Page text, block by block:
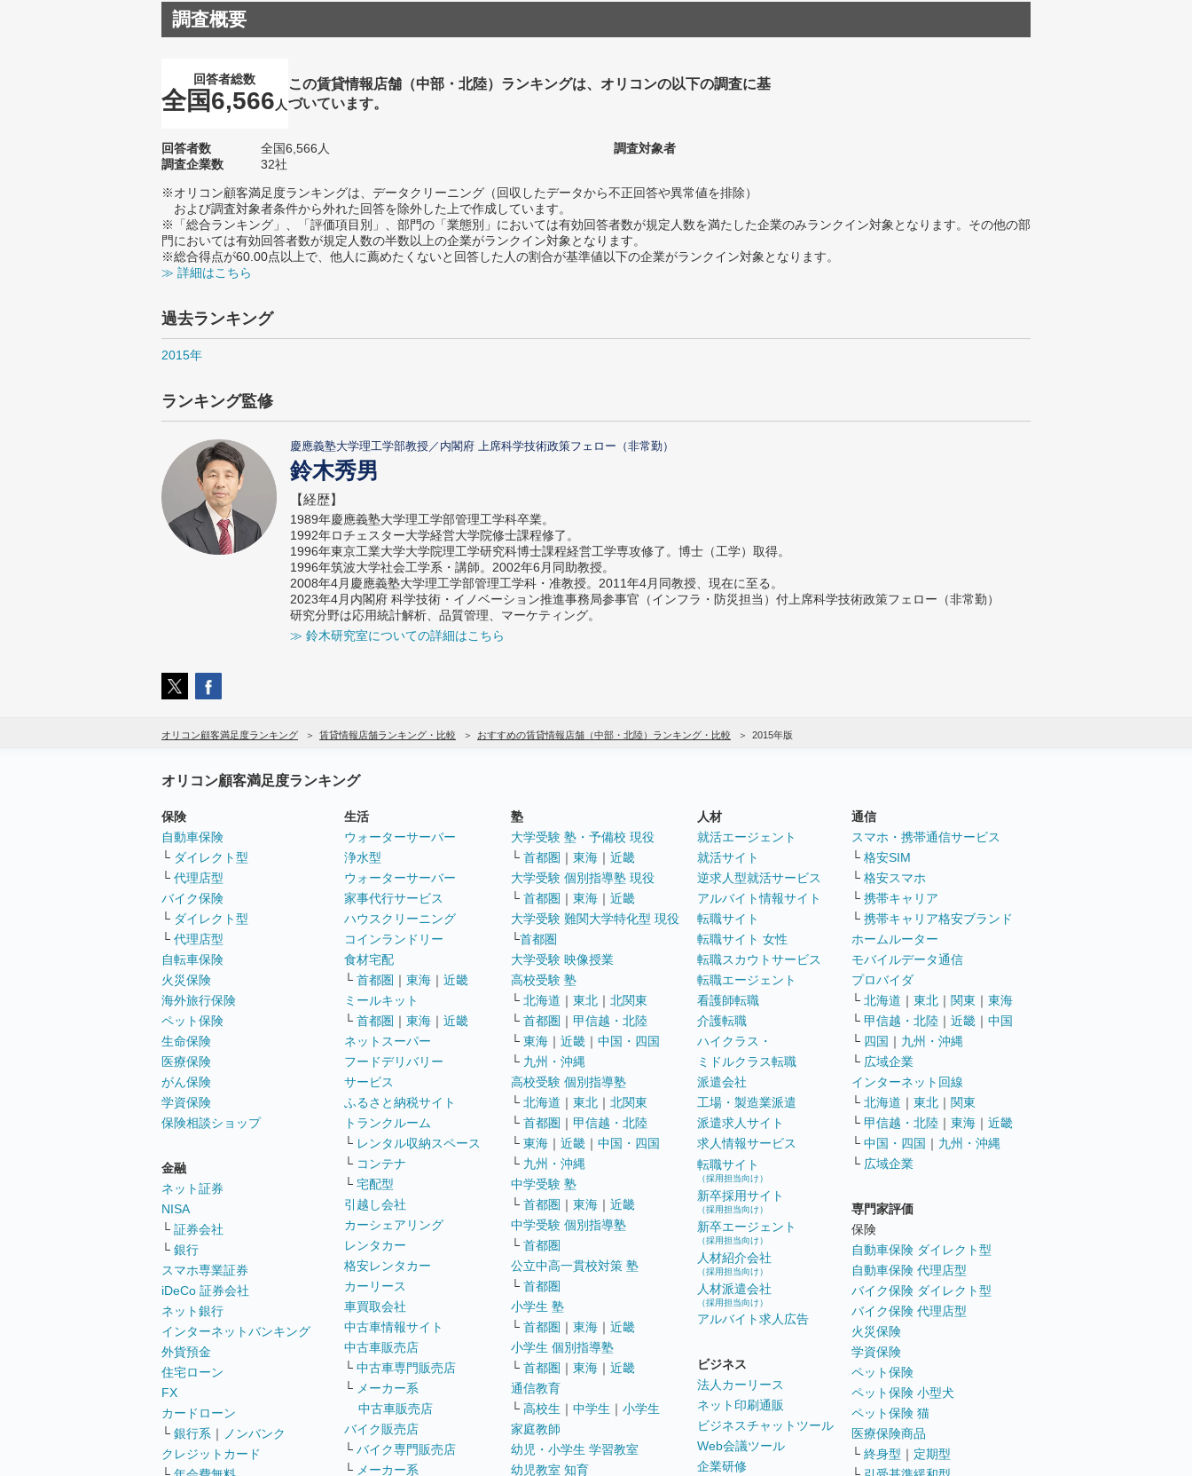
調査概要
回答者総数
全国6,566 人
この賃貸情報店舗（中部・北陸）ランキングは、オリコンの以下の調査に基
づいています。
回答者数
全国6,566人
調査企業数
32社
調査対象者
※オリコン顧客満足度ランキングは、データクリーニング（回収したデータから不正回答や異常値を排除）
および調査対象者条件から外れた回答を除外した上で作成しています。
※「総合ランキング」、「評価項目別」、部門の「業態別」においては有効回答者数が規定人数を満たした企業のみランクイン対象となります。その他の部
門においては有効回答者数が規定人数の半数以上の企業がランクイン対象となります。
※総合得点が60.00点以上で、他人に薦めたくないと回答した人の割合が基準値以下の企業がランクイン対象となります。
≫ 詳細はこちら
過去ランキング
2015年
ランキング監修
慶應義塾大学理工学部教授／内閣府 上席科学技術政策フェロー（非常勤）
鈴木秀男
【経歴】
1989年慶應義塾大学理工学部管理工学科卒業。
1992年ロチェスター大学経営大学院修士課程修了。
1996年東京工業大学大学院理工学研究科博士課程経営工学専攻修了。博士（工学）取得。
1996年筑波大学社会工学系・講師。2002年6月同助教授。
2008年4月慶應義塾大学理工学部管理工学科・准教授。2011年4月同教授、現在に至る。
2023年4月内閣府 科学技術・イノベーション推進事務局参事官（インフラ・防災担当）付上席科学技術政策フェロー（非常勤）
研究分野は応用統計解析、品質管理、マーケティング。
≫ 鈴木研究室についての詳細はこちら
オリコン顧客満足度ランキング 賃貸情報店舗ランキング・比較 おすすめの賃貸情報店舗（中部・北陸）ランキング・比較 2015年版
オリコン顧客満足度ランキング
保険
自動車保険
└ ダイレクト型
└ 代理店型
バイク保険
└ ダイレクト型
└ 代理店型
自転車保険
火災保険
海外旅行保険
ペット保険
生命保険
医療保険
がん保険
学資保険
保険相談ショップ
金融
ネット証券
NISA
└ 証券会社
└ 銀行
スマホ専業証券
iDeCo 証券会社
ネット銀行
インターネットバンキング
外貨預金
住宅ローン
FX
カードローン
└ 銀行系 ｜ ノンバンク
クレジットカード
生活
ウォーターサーバー
浄水型
ウォーターサーバー
家事代行サービス
ハウスクリーニング
コインランドリー
食材宅配
└ 首都圏 ｜ 東海 ｜ 近畿
ミールキット
└ 首都圏 ｜ 東海 ｜ 近畿
ネットスーパー
フードデリバリー
サービス
ふるさと納税サイト
トランクルーム
└ レンタル収納スペース
└ コンテナ
└ 宅配型
引越し会社
カーシェアリング
レンタカー
格安レンタカー
カーリース
車買取会社
中古車情報サイト
中古車販売店
└ 中古車専門販売店
└ メーカー系
中古車販売店
バイク販売店
└ バイク専門販売店
└ メーカー系
塾
大学受験 塾・予備校 現役
└ 首都圏 ｜ 東海 ｜ 近畿
大学受験 個別指導塾 現役
└ 首都圏 ｜ 東海 ｜ 近畿
大学受験 難関大学特化型 現役
└首都圏
大学受験 映像授業
高校受験 塾
└ 北海道 ｜ 東北 ｜ 北関東
└ 首都圏 ｜ 甲信越・北陸
└ 東海 ｜ 近畿 ｜ 中国・四国
└ 九州・沖縄
高校受験 個別指導塾
└ 北海道 ｜ 東北 ｜ 北関東
└ 首都圏 ｜ 甲信越・北陸
└ 東海 ｜ 近畿 ｜ 中国・四国
└ 九州・沖縄
中学受験 塾
└ 首都圏 ｜ 東海 ｜ 近畿
中学受験 個別指導塾
└ 首都圏
公立中高一貫校対策 塾
└ 首都圏
小学生 塾
└ 首都圏 ｜ 東海 ｜ 近畿
小学生 個別指導塾
└ 首都圏 ｜ 東海 ｜ 近畿
通信教育
└ 高校生 ｜ 中学生 ｜ 小学生
家庭教師
幼児・小学生 学習教室
幼児教室 知育
人材
就活エージェント
就活サイト
逆求人型就活サービス
アルバイト情報サイト
転職サイト
転職サイト 女性
転職スカウトサービス
転職エージェント
看護師転職
介護転職
ハイクラス・
ミドルクラス転職
派遣会社
工場・製造業派遣
派遣求人サイト
求人情報サービス
転職サイト
（採用担当向け）
新卒採用サイト
（採用担当向け）
新卒エージェント
（採用担当向け）
人材紹介会社
（採用担当向け）
人材派遣会社
（採用担当向け）
アルバイト求人広告
ビジネス
法人カーリース
ネット印刷通販
ビジネスチャットツール
Web会議ツール
企業研修
通信
スマホ・携帯通信サービス
└ 格安SIM
└ 格安スマホ
└ 携帯キャリア
└ 携帯キャリア格安ブランド
ホームルーター
モバイルデータ通信
プロバイダ
└ 北海道 ｜ 東北 ｜ 関東 ｜ 東海
└ 甲信越・北陸 ｜ 近畿 ｜ 中国
└ 四国 ｜ 九州・沖縄
└ 広域企業
インターネット回線
└ 北海道 ｜ 東北 ｜ 関東
└ 甲信越・北陸 ｜ 東海 ｜ 近畿
└ 中国・四国 ｜ 九州・沖縄
└ 広域企業
専門家評価
保険
自動車保険 ダイレクト型
自動車保険 代理店型
バイク保険 ダイレクト型
バイク保険 代理店型
火災保険
学資保険
ペット保険
ペット保険 小型犬
ペット保険 猫
医療保険商品
└ 終身型 ｜ 定期型